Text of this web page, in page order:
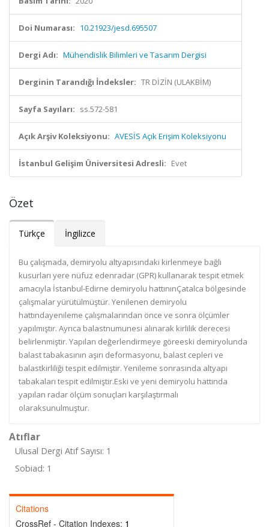
Doi Numarası: 10.21923/jesd.695507
Dergi Adı: Mühendislik Bilimleri ve Tasarım Dergisi
Derginin Tarandığı İndeksler: TR DİZİN (ULAKBİM)
Sayfa Sayıları: ss.572-581
Açık Arşiv Koleksiyonu: AVESİS Açık Erişim Koleksiyonu
İstanbul Gelişim Üniversitesi Adresli: Evet
Özet
Türkçe İngilizce
Bu çalışmada, demiryolu altyapısındaki kirlenmeye bağlı
kusurları yere nüfuz edenradar (GPR) kullanarak tespit etmek
amacıyla İstanbul-Edirne demiryolu hattınınÇatalca bölgesinde
çalışmalar yürütülmüştür. Yenilenen demiryolu
hattındayenileme çalışmalarından önce ve sonra ölçümler
yapılmıştır. Ayrıca balastnumunesi alınarak kirlilik derecesi
belirlenmiştir. Yapılan değerlendirmeye göreeski demiryolunda
balast tabakasının aşırı deformasyonu, balast cepleri ve
balastkirliliği tespit edilmiştir. Yenileme sonrasında altyapı
tabakaları tespit edilmiştir.Eski ve yeni demiryolu hattında
yapılan radar ölçüm sonuçları karşılaştırmalı
olaraksunulmuştur.
Atıflar
Ulusal Dergi Atıf Sayısı: 1
Sobiad: 1
Citations
CrossRef - Citation Indexes: 1